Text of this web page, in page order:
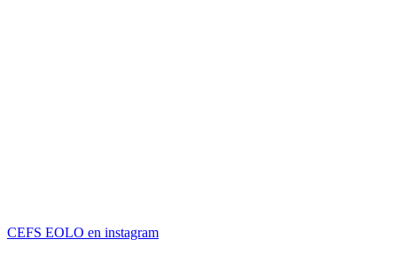
CEFS EOLO en instagram